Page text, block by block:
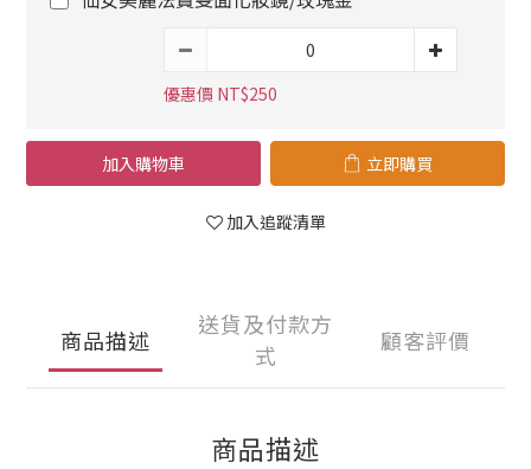
優惠價 NT$250
加入購物車 立即購買
加入追蹤清單
商品描述
送貨及付款方
式
顧客評價
商品描述